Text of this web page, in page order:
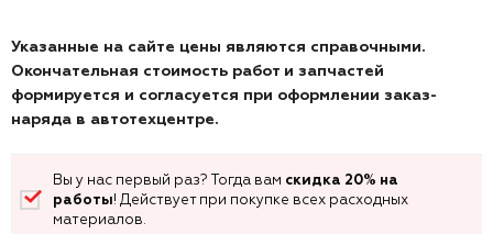
Указанные на сайте цены являются справочными.
Окончательная стоимость работ и запчастей
формируется и согласуется при оформлении заказ-
наряда в автотехцентре.
Вы у нас первый раз? Тогда вам скидка 20% на
работы! Действует при покупке всех расходных
материалов.